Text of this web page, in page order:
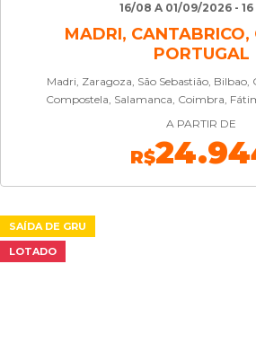
16/08 A 01/09/2026 - 16
MADRI, CANTABRICO,
PORTUGAL
Madri, Zaragoza, São Sebastião, Bilbao,
Compostela, Salamanca, Coimbra,
A PARTIR DE
R$
SAÍDA DE GRU
LOTADO